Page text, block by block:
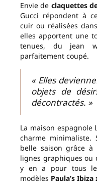
Envie de claquettes
Gucci répondent à
cuir ou réalisées
elles apportent une
tenues, du jean
parfaitement coupé.
« Elles
objets de
décontractés. »
La maison espagnole
charme minimaliste.
belle saison grâce
lignes graphiques ou
y en a pour tous
modèles Paula’s